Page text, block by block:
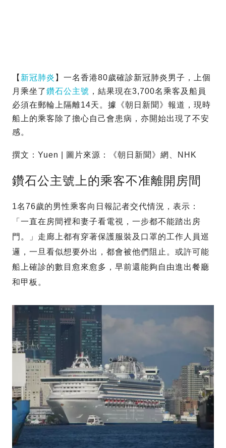
【 新冠肺炎 】一名香港80歲確診新冠肺炎男子，上個
月乘坐了鑽石公主號 ，結果現在3,700名乘客及船員
必須在郵輪上隔離14天。據《朝日新聞》報道，現時
船上的乘客除了擔心自己會患病，亦開始出現了不安
感。
撰文：Yuen | 圖片來源：《朝日新聞》網、NHK
鑽石公主號上的乘客不准離開房間
1名76歲的男性乘客向日報記者交代情況，表示：
「一直在房間裡和妻子看電視，一步都不能踏出房
門。」走廊上都有穿著保護服裝及口罩的工作人員巡
邏，一旦看似想要外出，都會被他們阻止。或許可能
船上確診的數目愈來愈多，早前還能夠自由進出餐廳
和甲板。